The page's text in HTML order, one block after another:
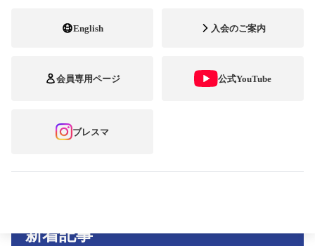
English 入会のご案内
会員専用ページ 公式YouTube
ブレスマ
書籍案内
歯と歯並びのニューズレター
新着記事